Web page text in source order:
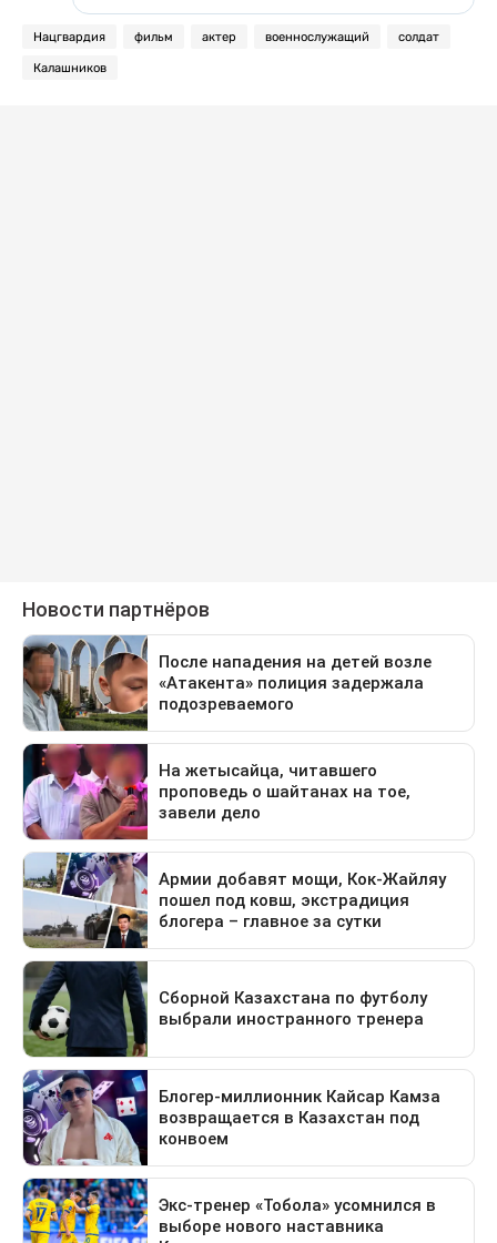
Нацгвардия фильм актер военнослужащий солдат
Калашников